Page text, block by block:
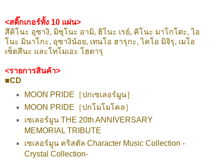
<สติ๊กเกอร์ทั้ง 10 แผ่น>
สึคิโนะ อุซางิ, มิซุโนะ อามิ, ฮิโนะ เรย์, คิโนะ มาโกโตะ, ไอ
โนะ มินาโกะ, อุซางิน้อย, เทนโอ ฮารุกะ, ไคโอ มิจิรุ, เมโอ
เซ็ตสึนะ และโทโมเอะ โฮตารุ
<รายการสินค้า>
■CD
MOON PRIDE［ปกเซเลอร์มูน］
MOON PRIDE［ปกโมโมโคล］
เซเลอร์มูน THE 20th ANNIVERSARY
MEMORIAL TRIBUTE
เซเลอร์มูน คริสตัล Character Music Collection -
Crystal Collection-